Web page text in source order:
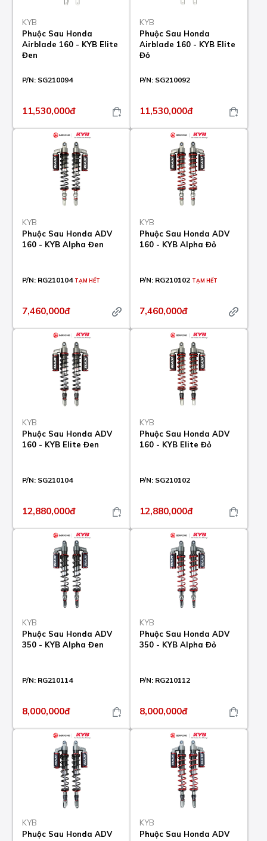
KYB
Phuộc Sau Honda
Airblade 160 - KYB Elite
Đen
P/N: SG210094
11,530,000đ
KYB
Phuộc Sau Honda
Airblade 160 - KYB Elite
Đỏ
P/N: SG210092
11,530,000đ
KYB
Phuộc Sau Honda ADV
160 - KYB Alpha Đen
P/N: RG210104 TẠM HẾT
7,460,000đ
KYB
Phuộc Sau Honda ADV
160 - KYB Alpha Đỏ
P/N: RG210102 TẠM HẾT
7,460,000đ
KYB
Phuộc Sau Honda ADV
160 - KYB Elite Đen
P/N: SG210104
12,880,000đ
KYB
Phuộc Sau Honda ADV
160 - KYB Elite Đỏ
P/N: SG210102
12,880,000đ
KYB
Phuộc Sau Honda ADV
350 - KYB Alpha Đen
P/N: RG210114
8,000,000đ
KYB
Phuộc Sau Honda ADV
350 - KYB Alpha Đỏ
P/N: RG210112
8,000,000đ
KYB
Phuộc Sau Honda ADV
KYB
Phuộc Sau Honda ADV